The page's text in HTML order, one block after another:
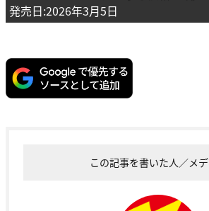
発売日:2026年3月5日
この記事を書いた人／メ